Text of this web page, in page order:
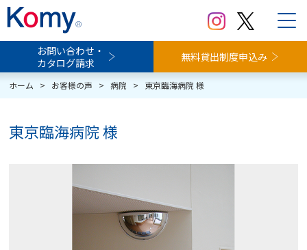
お問い合わせ・
カタログ請求
無料貸出制度申込み
ホーム > お客様の声 > 病院 > 東京臨海病院 様
東京臨海病院 様